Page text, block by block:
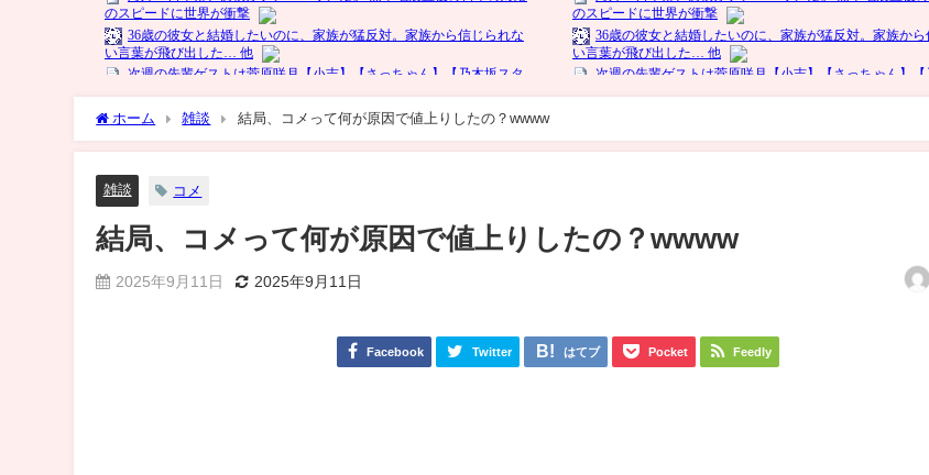
ホーム 雑談 結局、コメって何が原因で値上りしたの？wwww
雑談 コメ
結局、コメって何が原因で値上りしたの？wwww
2025年9月11日 2025年9月11日
Facebook Twitter はてブ Pocket Feedly